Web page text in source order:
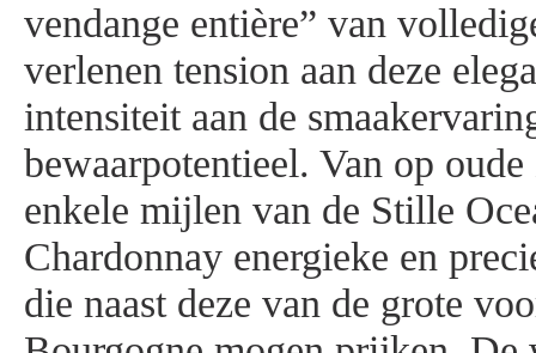
vendange entière” van
verlenen tension aan deze
intensiteit aan de
bewaarpotentieel. Van op oude
enkele mijlen van de Stille
Chardonnay energieke en
die naast deze van de grote